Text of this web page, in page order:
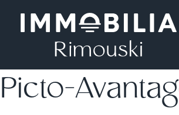
Picto-